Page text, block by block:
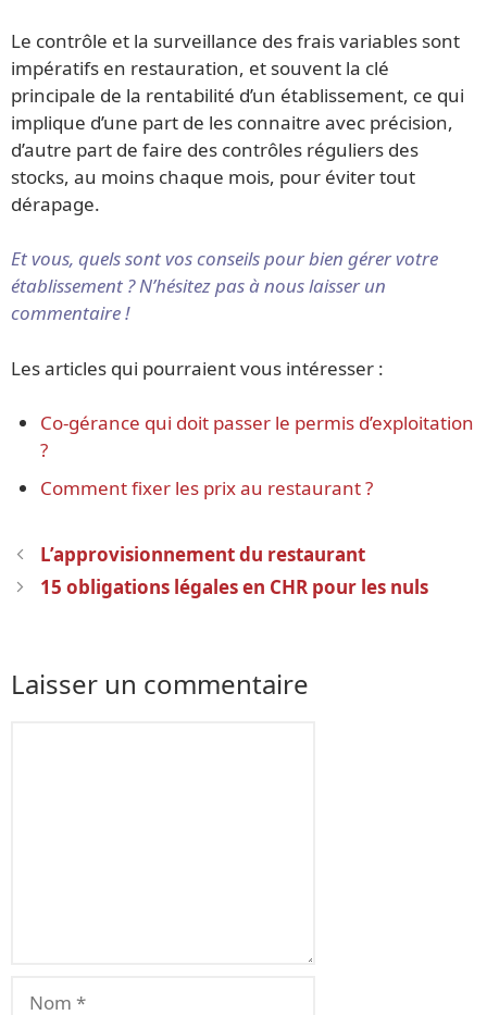
Le contrôle et la surveillance des frais variables sont
impératifs en restauration, et souvent la clé
principale de la rentabilité d’un établissement, ce qui
implique d’une part de les connaitre avec précision,
d’autre part de faire des contrôles réguliers des
stocks, au moins chaque mois, pour éviter tout
dérapage.
Et vous, quels sont vos conseils pour bien gérer votre
établissement ? N’hésitez pas à nous laisser un
commentaire !
Les articles qui pourraient vous intéresser :
Co-gérance qui doit passer le permis d’exploitation
?
Comment fixer les prix au restaurant ?
Navigation
des
L’approvisionnement du restaurant
15 obligations légales en CHR pour les nuls
Laisser un commentaire